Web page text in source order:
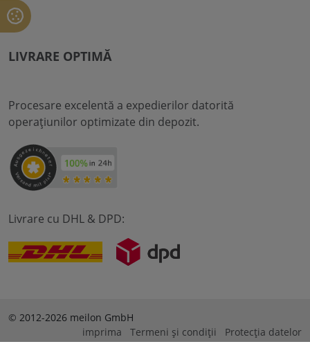
LIVRARE OPTIMĂ
Procesare excelentă a expedierilor datorită
operațiunilor optimizate din depozit.
Livrare cu DHL & DPD:
© 2012-2026 meilon GmbH
imprima
Termeni și condiții Protecția datelor